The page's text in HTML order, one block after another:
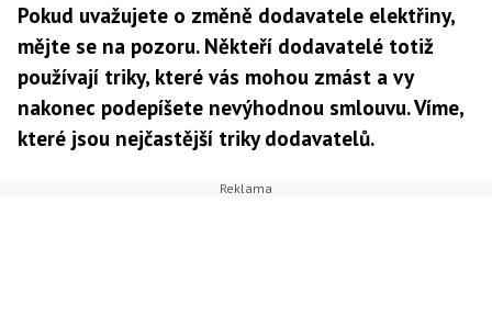
Pokud uvažujete o změně dodavatele elektřiny,
mějte se na pozoru. Někteří dodavatelé totiž
používají triky, které vás mohou zmást a vy
nakonec podepíšete nevýhodnou smlouvu. Víme,
které jsou nejčastější triky dodavatelů.